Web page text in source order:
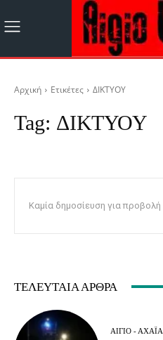
Αρχική Ετικέτες ΔΙΚΤΥΟΥ
Tag: ΔΙΚΤΥΟΥ
Καμία δημοσίευση για προβολή
ΤΕΛΕΥΤΑΊΑ ΆΡΘΡΑ
ΑΊΓΙΟ - ΑΧΑΪ́Α